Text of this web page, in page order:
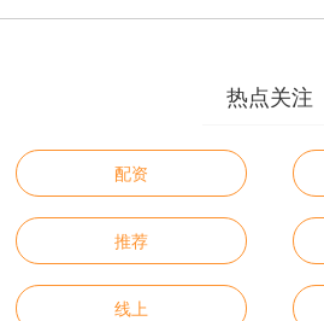
热点关注
配资
推荐
线上